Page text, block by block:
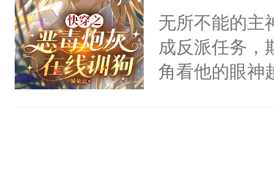
不出去啊
前，抬手摸了
句：“魂淡！”
血：可爱，
阴恻恻的看着
无所不能的主
成反派任务，
角看他的眼